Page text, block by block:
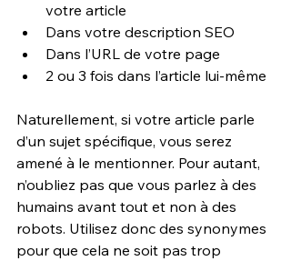
votre article
Dans votre description SEO
Dans l’URL de votre page
2 ou 3 fois dans l’article lui-même
Naturellement, si votre article parle
d’un sujet spécifique, vous serez
amené à le mentionner. Pour autant,
n’oubliez pas que vous parlez à des
humains avant tout et non à des
robots. Utilisez donc des synonymes
pour que cela ne soit pas trop